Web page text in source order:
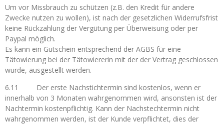
Um vor Missbrauch zu schützen (z.B. den Kredit für andere
Zwecke nutzen zu wollen), ist nach der gesetzlichen Widerrufsfrist
keine Rückzahlung der Vergütung per Überweisung oder per
Paypal möglich.
Es kann ein Gutschein entsprechend der AGBS für eine
Tätowierung bei der Tätowiererin mit der der Vertrag geschlossen
wurde, ausgestellt werden.
6.11 Der erste Nachstichtermin sind kostenlos, wenn er
innerhalb von 3 Monaten wahrgenommen wird, ansonsten ist der
Nachtermin kostenpflichtig. Kann der Nachstechtermin nicht
wahrgenommen werden, ist der Kunde verpflichtet, dies der